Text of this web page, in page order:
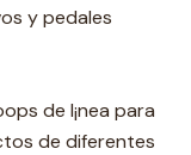
y pedales
de l¡nea para
de diferentes